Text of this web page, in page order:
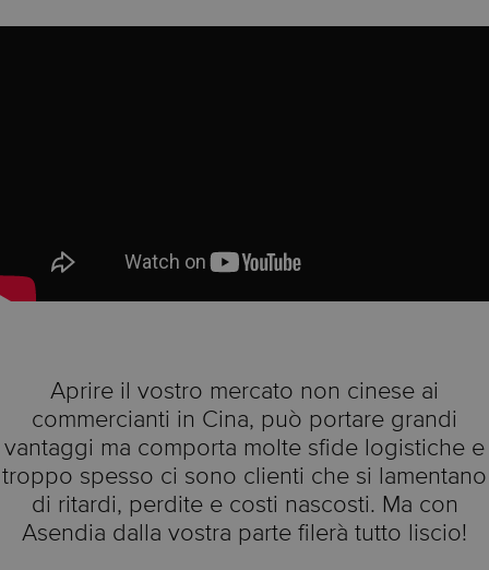
Aprire il vostro mercato non cinese ai
commercianti in Cina, può portare grandi
vantaggi ma comporta molte sfide logistiche e
troppo spesso ci sono clienti che si lamentano
di ritardi, perdite e costi nascosti. Ma con
Asendia dalla vostra parte filerà tutto liscio!